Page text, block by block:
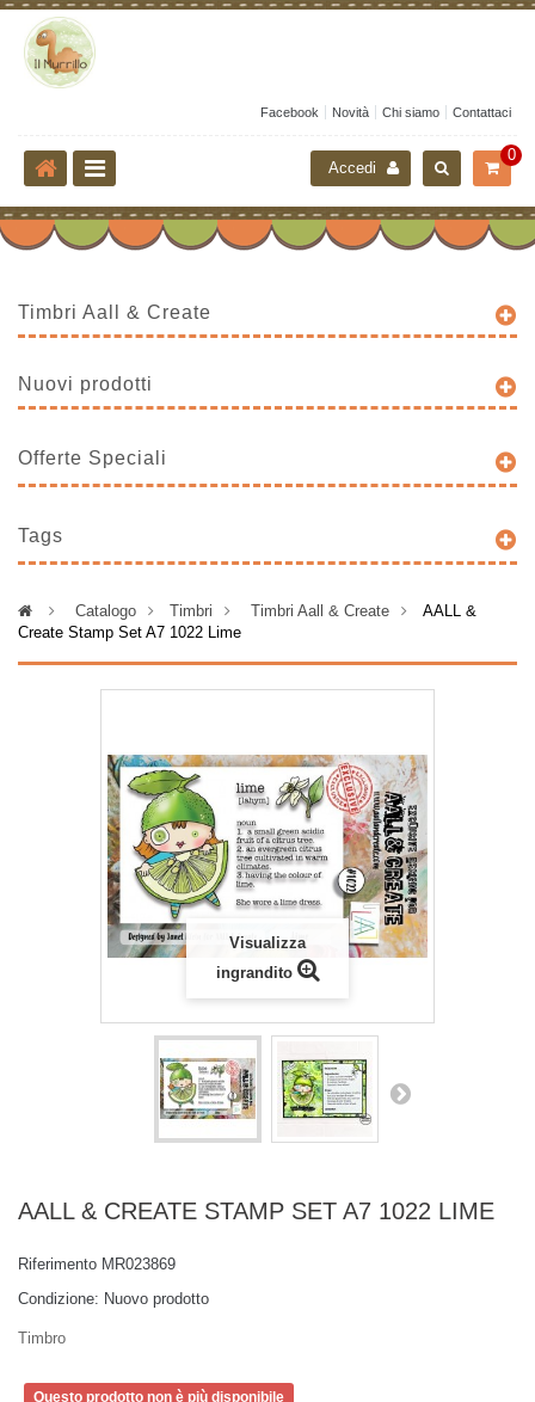
Facebook Novità Chi siamo Contattaci
0
Accedi
Timbri Aall & Create
Nuovi prodotti
Offerte Speciali
Tags
> Catalogo > Timbri > Timbri Aall & Create >
AALL &
Create Stamp Set A7 1022 Lime
Visualizza
ingrandito
AALL & CREATE STAMP SET A7 1022 LIME
Riferimento MR023869
Condizione: Nuovo prodotto
Timbro
Questo prodotto non è più disponibile